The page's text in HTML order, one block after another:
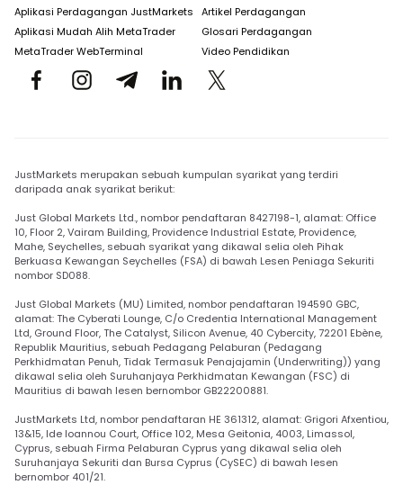
Aplikasi Perdagangan JustMarkets
Aplikasi Mudah Alih MetaTrader
MetaTrader WebTerminal
Artikel Perdagangan
Glosari Perdagangan
Video Pendidikan
JustMarkets merupakan sebuah kumpulan syarikat yang terdiri
daripada anak syarikat berikut:
Just Global Markets Ltd., nombor pendaftaran 8427198-1, alamat: Office
10, Floor 2, Vairam Building, Providence Industrial Estate, Providence,
Mahe, Seychelles, sebuah syarikat yang dikawal selia oleh Pihak
Berkuasa Kewangan Seychelles (FSA) di bawah Lesen Peniaga Sekuriti
nombor SD088.
Just Global Markets (MU) Limited, nombor pendaftaran 194590 GBC,
alamat: The Cyberati Lounge, C/o Credentia International Management
Ltd, Ground Floor, The Catalyst, Silicon Avenue, 40 Cybercity, 72201 Ebène,
Republik Mauritius, sebuah Pedagang Pelaburan (Pedagang
Perkhidmatan Penuh, Tidak Termasuk Penajajamin (Underwriting)) yang
dikawal selia oleh Suruhanjaya Perkhidmatan Kewangan (FSC) di
Mauritius di bawah lesen bernombor GB22200881.
JustMarkets Ltd, nombor pendaftaran HE 361312, alamat: Grigori Afxentiou,
13&15, Ide Ioannou Court, Office 102, Mesa Geitonia, 4003, Limassol,
Cyprus, sebuah Firma Pelaburan Cyprus yang dikawal selia oleh
Suruhanjaya Sekuriti dan Bursa Cyprus (CySEC) di bawah lesen
bernombor 401/21.